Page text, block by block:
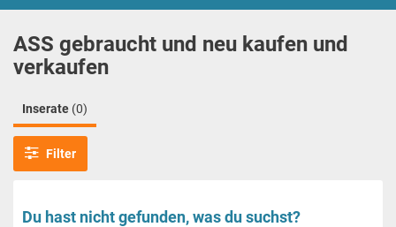
ASS gebraucht und neu kaufen und
verkaufen
Inserate (0)
Filter
Du hast nicht gefunden, was du suchst?